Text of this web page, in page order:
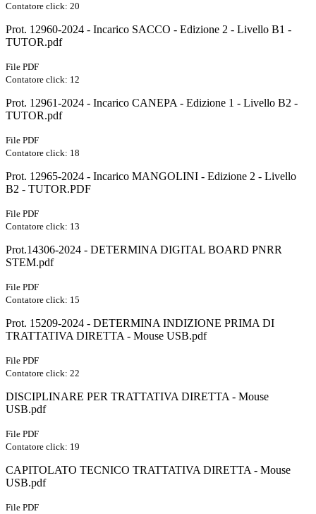
Contatore click: 20
Prot. 12960-2024 - Incarico SACCO - Edizione 2 - Livello B1 -
TUTOR.pdf
File PDF
Contatore click: 12
Prot. 12961-2024 - Incarico CANEPA - Edizione 1 - Livello B2 -
TUTOR.pdf
File PDF
Contatore click: 18
Prot. 12965-2024 - Incarico MANGOLINI - Edizione 2 - Livello
B2 - TUTOR.PDF
File PDF
Contatore click: 13
Prot.14306-2024 - DETERMINA DIGITAL BOARD PNRR
STEM.pdf
File PDF
Contatore click: 15
Prot. 15209-2024 - DETERMINA INDIZIONE PRIMA DI
TRATTATIVA DIRETTA - Mouse USB.pdf
File PDF
Contatore click: 22
DISCIPLINARE PER TRATTATIVA DIRETTA - Mouse
USB.pdf
File PDF
Contatore click: 19
CAPITOLATO TECNICO TRATTATIVA DIRETTA - Mouse
USB.pdf
File PDF